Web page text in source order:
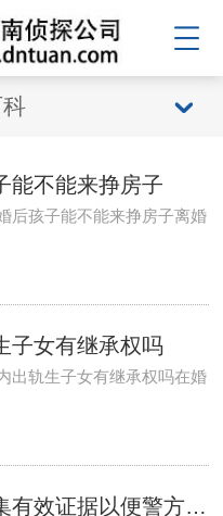
能不能来挣房子
后孩子能不能来挣房子离婚
子女有继承权吗
出轨生子女有继承权吗在婚
长沙市私家侦探：如何收集有效证据以便警方立案_1